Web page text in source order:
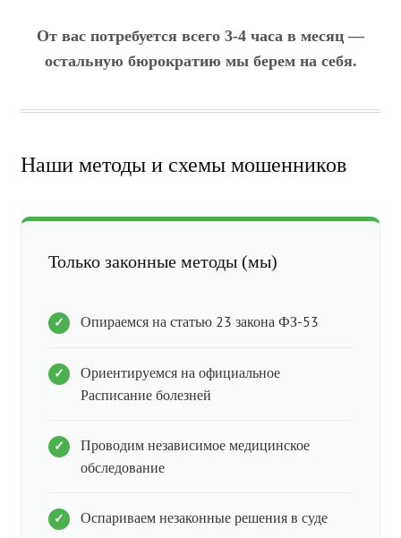
От вас потребуется всего 3-4 часа в месяц —
остальную бюрократию мы берем на себя.
Наши методы и схемы мошенников
Только законные методы (мы)
Опираемся на статью 23 закона ФЗ-53
Ориентируемся на официальное
Расписание болезней
Проводим независимое медицинское
обследование
Оспариваем незаконные решения в суде